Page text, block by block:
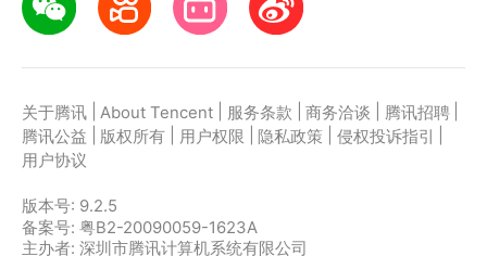
关于腾讯 About Tencent 服务条款 商务洽谈 腾讯招聘
腾讯公益
版权所有 用户权限 隐私政策 侵权投诉指引
用户协议
版本号: 9.2.5
备案号: 粤B2-20090059-1623A
主办者: 深圳市腾讯计算机系统有限公司